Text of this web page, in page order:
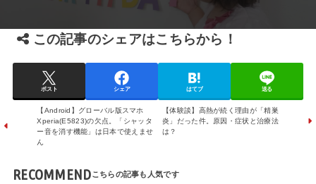
この記事のシェアはこちらから！
ポスト シェア はてブ 送る
【Android】グローバル版スマホ
Xperia(E5823)の欠点。「シャッタ
ー音を消す機能」は日本で使えませ
ん
【体験談】高熱が続く理由が「精巣
炎」だった件。原因・症状と治療法
は？
RECOMMEND